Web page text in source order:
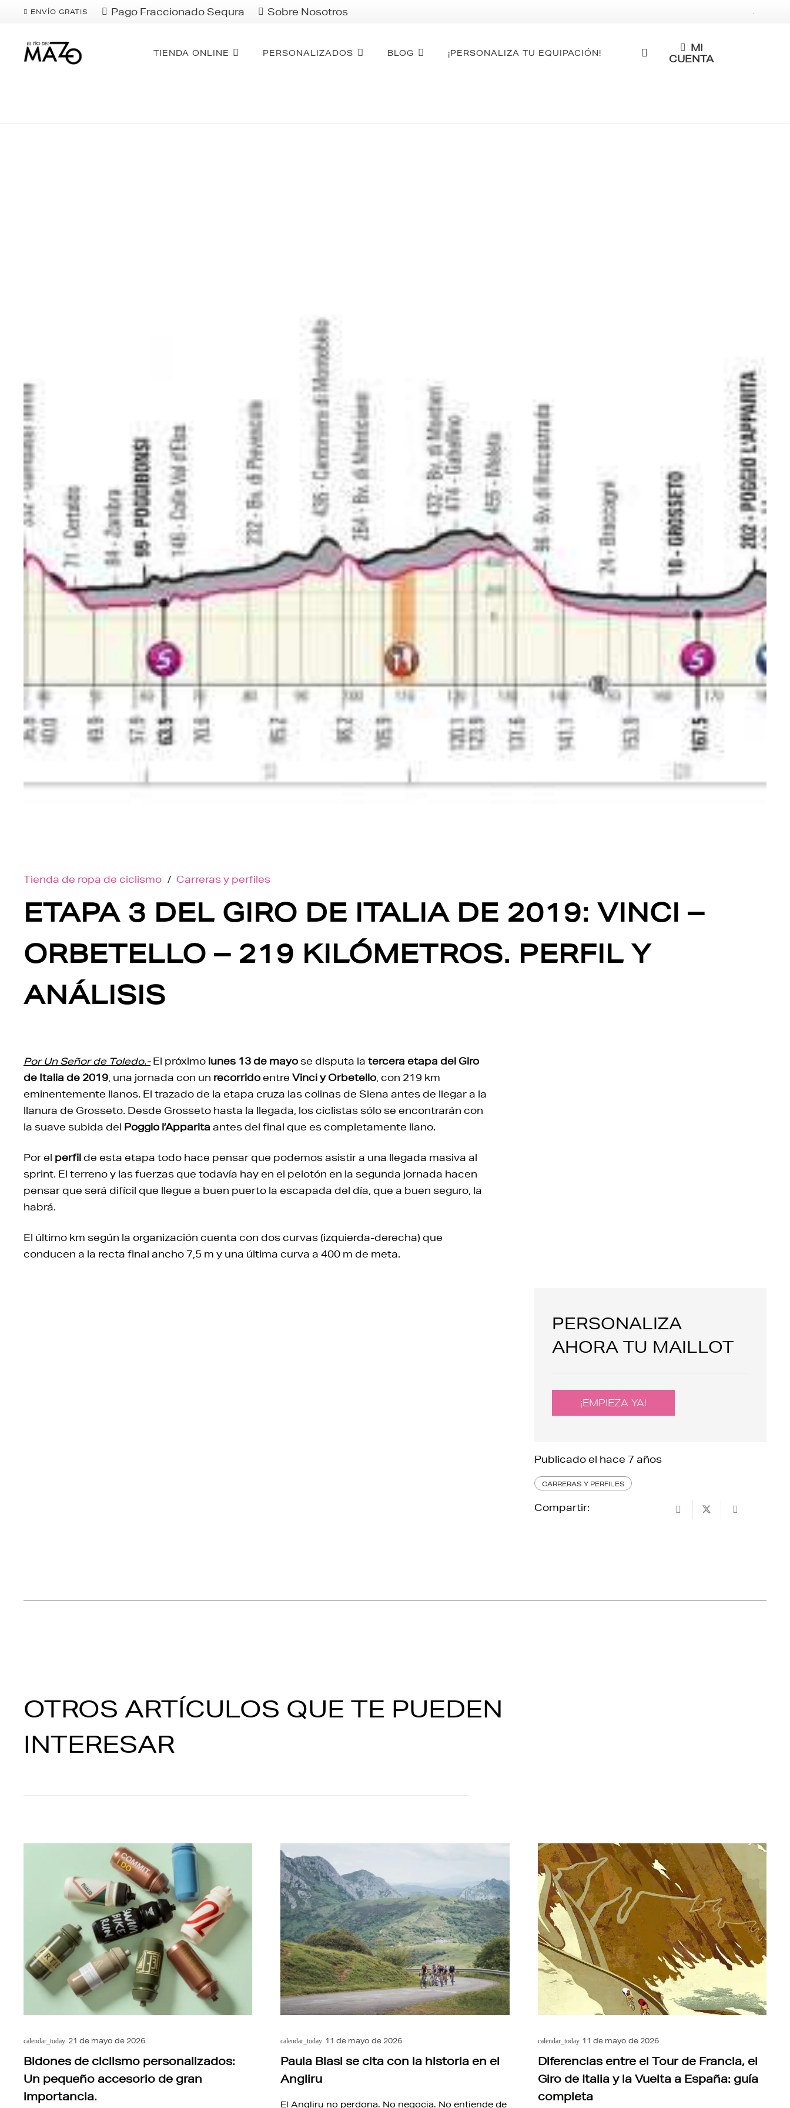
ENVÍO GRATIS Pago Fraccionado Sequra Sobre Nosotros .
TIENDA ONLINE PERSONALIZADOS BLOG ¡PERSONALIZA TU EQUIPACIÓN!
MI
CUENTA
Tienda de ropa de ciclismo / Carreras y perfiles
ETAPA 3 DEL GIRO DE ITALIA DE 2019: VINCI –
ORBETELLO – 219 KILÓMETROS. PERFIL Y
ANÁLISIS
Por Un Señor de Toledo.-El próximo lunes 13 de mayo se disputa la tercera etapa del Giro
de Italia de 2019 , una jornada con un recorridoentre Vinci y Orbetello , con 219 km
eminentemente llanos. El trazado de la etapa cruza las colinas de Siena antes de llegar a la
llanura de Grosseto. Desde Grosseto hasta la llegada, los ciclistas sólo se encontrarán con
la suave subida del Poggio l’Apparita antes del final que es completamente llano.
Por el perfilde esta etapa todo hace pensar que podemos asistir a una llegada masiva al
sprint. El terreno y las fuerzas que todavía hay en el pelotón en la segunda jornada hacen
pensar que será difícil que llegue a buen puerto la escapada del día, que a buen seguro, la
habrá.
El último km según la organización cuenta con dos curvas (izquierda-derecha) que
conducen a la recta final ancho 7,5 m y una última curva a 400 m de meta.
PERSONALIZA
AHORA TU MAILLOT
¡EMPIEZA YA!
Publicado el hace 7 años
CARRERAS Y PERFILES
Compartir:
OTROS ARTÍCULOS QUE TE PUEDEN
INTERESAR
calendar_today 21 de mayo de 2026
Bidones de ciclismo personalizados:
Un pequeño accesorio de gran
importancia.
calendar_today 11 de mayo de 2026
Paula Blasi se cita con la historia en el
Angliru
El Angliru no perdona. No negocia. No entiende de
calendar_today 11 de mayo de 2026
Diferencias entre el Tour de Francia, el
Giro de Italia y la Vuelta a España: guía
completa